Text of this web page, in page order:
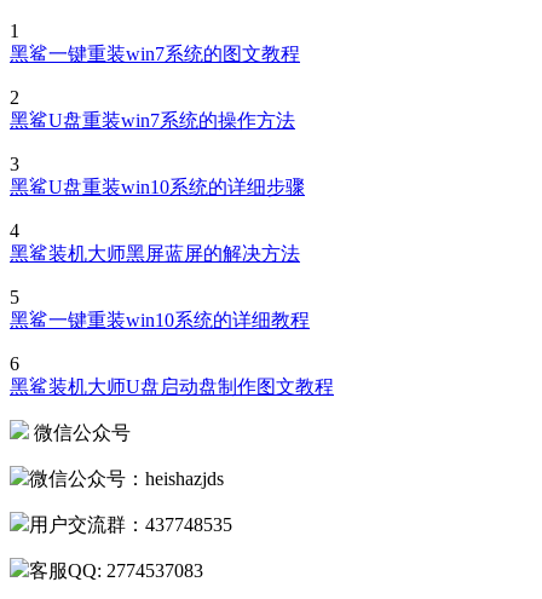
1
黑鲨一键重装win7系统的图文教程
2
黑鲨U盘重装win7系统的操作方法
3
黑鲨U盘重装win10系统的详细步骤
4
黑鲨装机大师黑屏蓝屏的解决方法
5
黑鲨一键重装win10系统的详细教程
6
黑鲨装机大师U盘启动盘制作图文教程
微信公众号
微信公众号：heishazjds
用户交流群：437748535
客服QQ: 2774537083